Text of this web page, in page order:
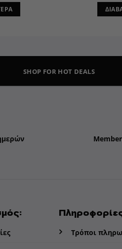
SHOP FOR HOT DEALS
Τρόποι